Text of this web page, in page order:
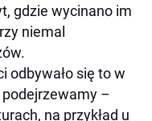
gdzie wycinano im
niemal
odbywało się to w
–
na przykład u